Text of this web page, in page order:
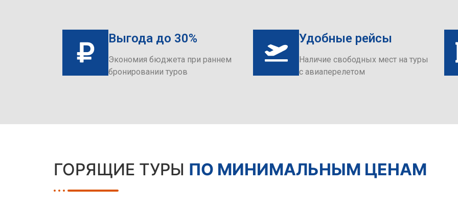
Выгода до 30%
Экономия бюджета при раннем
бронировании туров
Удобные рейсы
Наличие свободных мест на туры
с авиаперелетом
ГОРЯЩИЕ ТУРЫ ПО МИНИМАЛЬНЫМ ЦЕНАМ